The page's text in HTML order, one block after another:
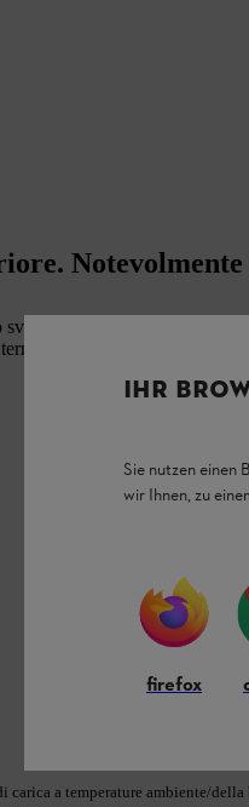
appositamente per
delle batterie nel loro
carica a temperature ambiente/
IHR
Sie nutzen einen
wir Ihnen, zu
firefox